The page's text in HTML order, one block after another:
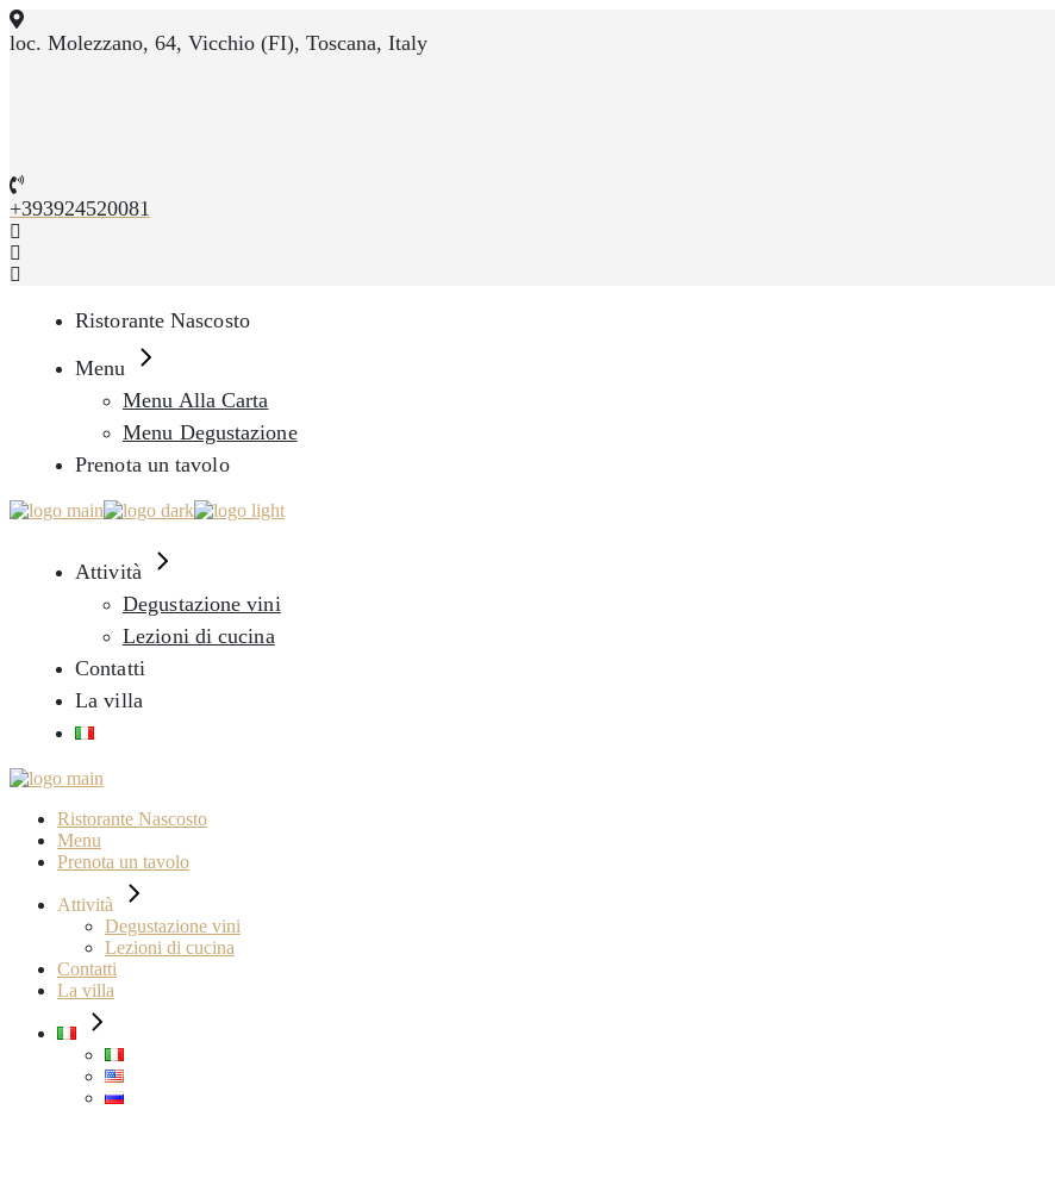
Skip
to
loc. Molezzano, 64, Vicchio (FI), Toscana, Italy
+393924520081
Ristorante Nascosto
Menu
Menu Alla Carta
Menu Degustazione
Prenota un tavolo
Attività
Degustazione vini
Lezioni di cucina
Contatti
La villa
Ristorante Nascosto
Menu
Prenota un tavolo
Attività
Degustazione vini
Lezioni di cucina
Contatti
La villa